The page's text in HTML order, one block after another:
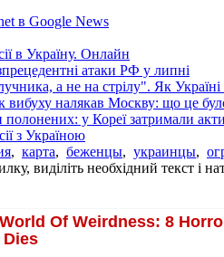
в Google News
в Україну. Онлайн
атаки РФ у липні
а не на стрілу". Як Україні
вибуху налякав Москву: що це
полонених: у Кореї затримали
з Україною
, карта, беженцы, украинцы,
виділіть необхідний текст і